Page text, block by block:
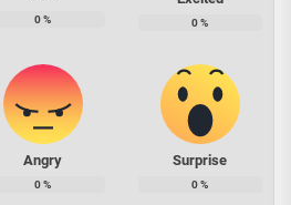
0% 0%
Angry
0%
Surprise
0%